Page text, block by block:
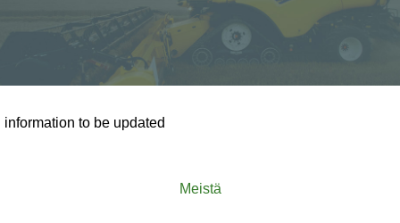
information to be updated
Meistä